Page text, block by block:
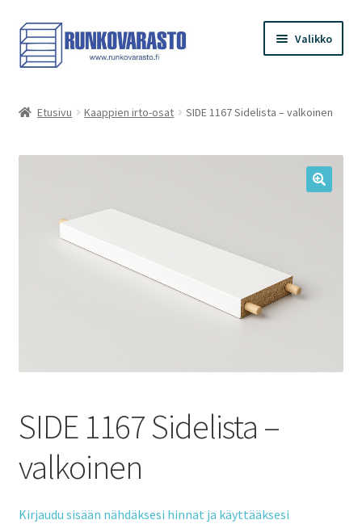
Siirry
navigointiin
Siirry
sisältöön
Valikko
Etusivu Kaappien irto-osat SIDE 1167 Sidelista – valkoinen
SIDE 1167 Sidelista –
valkoinen
Kirjaudu sisään nähdäksesi hinnat ja käyttääksesi